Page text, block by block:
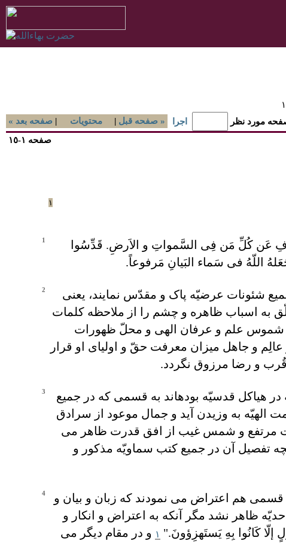
« صفحه بعد | محتويات | صفحه قبل » مورد نظر اجرا
١
1
عَن کُلِّ مَن فِی السَّمواتِ و الاَرضِ. قَدِّسُوا
اللّهُ فی سَماء البَيانِ مَرفوعاً.
2
شئونات عرضيّه پاک و مقدّس نمايند، يعنی
به اسباب ظاهره و چشم را از ملاحظه کلمات
شموس علم و عرفان الهی و محلّ ظهورات
عالِم و جاهل ميزان معرفت حقّ و اوليای او قرار
و رضا مرزوق نگردد.
3
هياکل قدسيّه بوده‏اند به قسمی که در جميع
الهيّه به وزيدن آيد و جمال موعود از سرادق
مرتفع و شمس غيب از افق قدرت ظاهر می
تفصيل آن در جميع کتب سماويّه مذکور و
4
هم اعتراض می نمودند که زبان و بيان و
ظاهر نشد مگر آنکه به اعتراض و انکار و
کَانُوا بِهِ يَستَهزِؤونَ." ۱ و در مقام ديگر می